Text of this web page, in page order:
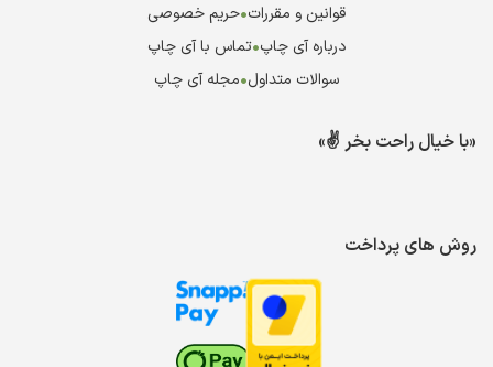
قوانین و مقررات•حریم خصوصی
درباره آی چاپ•تماس با آی چاپ
سوالات متداول•مجله آی چاپ
«با خیال راحت بخر ✌️»
روش های پرداخت